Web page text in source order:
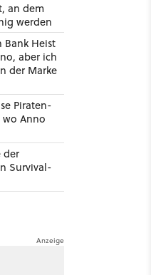
an dem
werden
Bank Heist
aber ich
der Marke
Piraten-
Anno
der
Survival-